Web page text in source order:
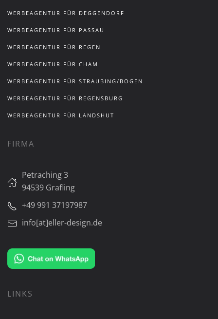
WERBEAGENTUR FÜR DEGGENDORF
WERBEAGENTUR FÜR PASSAU
WERBEAGENTUR FÜR REGEN
WERBEAGENTUR FÜR CHAM
WERBEAGENTUR FÜR STRAUBING/BOGEN
WERBEAGENTUR FÜR REGENSBURG
WERBEAGENTUR FÜR LANDSHUT
FIRMA
Petraching 3
94539 Grafling
+49 991 37197987
info[at]eller-design.de
LINKS